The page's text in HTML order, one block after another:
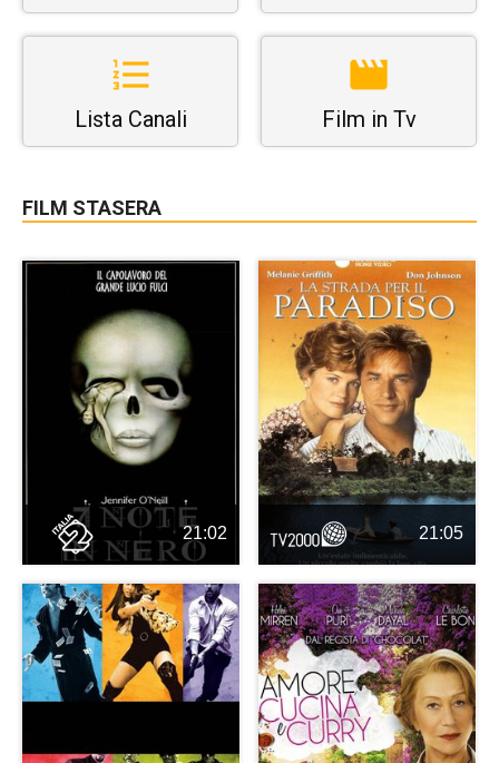
Lista Canali Film in Tv
FILM STASERA
21:02 21:05